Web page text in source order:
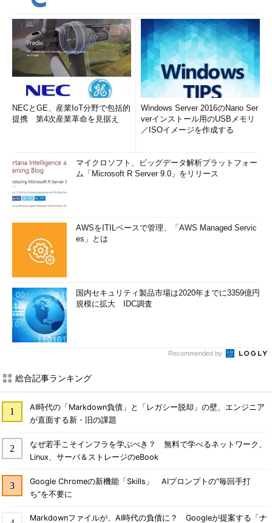
NECとGE、産業IoT分野で包括的
提携 第4次産業革命を見据え
Windows Server 2016のNano Ser
verインストール用のUSBメモリ
／ISOイメージを作成する
マイクロソフト、ビッグデータ解析プラットフォー
ム「Microsoft R Server 9.0」をリリース
AWSをITILベースで管理、「AWS Managed Servic
es」とは
国内セキュリティ製品市場は2020年までに3359億円
規模に拡大 IDC調査
Recommended by
総合記事ランキング
AI時代の「Markdown負債」と「レガシー脱却」の壁、エンジニア
が直面する新・旧の課題
なぜ若手こそインフラを学ぶべき？ 無料で学べるネットワーク、
Linux、サーバ＆ストレージのeBook
Google Chromeの新機能「Skills」 AIプロンプトの“毎回手打
ち”を不要に
Markdownファイルが、AI時代の負債に？ Googleが提案する「ナ